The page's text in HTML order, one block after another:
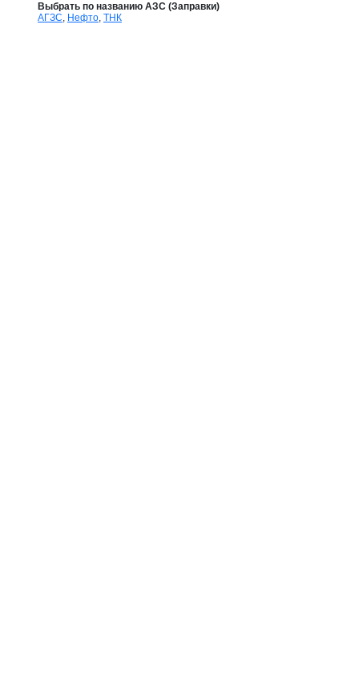
Выбрать по названию АЗС (Заправки)
АГЗС, Нефто, ТНК